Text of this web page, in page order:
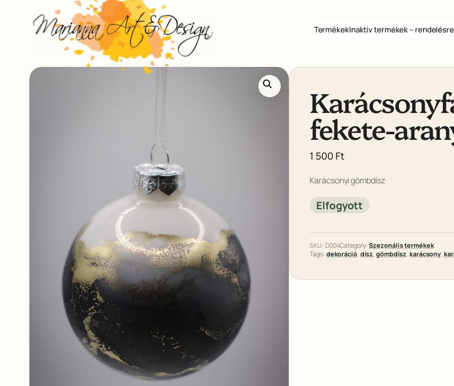
tartalomhoz
TermékekInaktív termékek – rendelésre
fekete-
1 500 Ft
Karácsonyi gömbdísz
Elfogyott
SKU: D004Category:Szezonális termékek
Tags: dekoráció, dísz, gömbdísz, karácsony,